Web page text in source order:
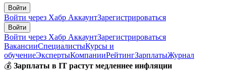
Войти
Войти через Хабр АккаунтЗарегистрироваться
Войти
Войти через Хабр АккаунтЗарегистрироваться
ВакансииСпециалистыКурсы и
обучениеЭкспертыКомпанииРейтингЗарплатыЖурнал
💰 Зарплаты в IT растут медленнее инфляции